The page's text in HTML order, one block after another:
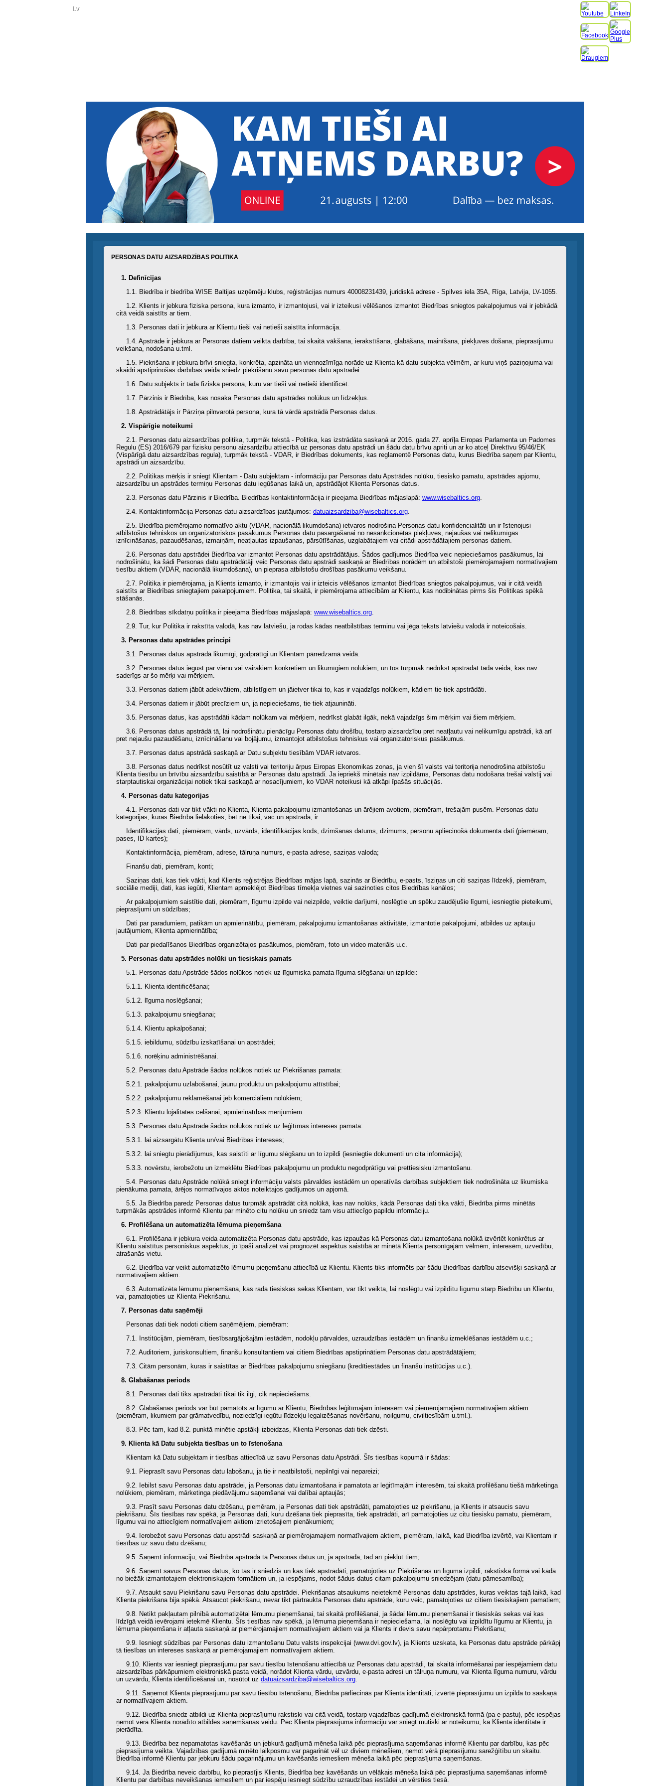
Lv
PERSONAS DATU AIZSARDZĪBAS POLITIKA
1. Definīcijas
1.1. Biedrība ir biedrība WISE Baltijas uzņēmēju klubs, reģistrācijas numurs 40008231439, juridiskā adrese - Spilves iela 35A, Rīga, Latvija, LV-1055.
1.2. Klients ir jebkura fiziska persona, kura izmanto, ir izmantojusi, vai ir izteikusi vēlēšanos izmantot Biedrības sniegtos pakalpojumus vai ir jebkādā
citā veidā saistīts ar tiem.
1.3. Personas dati ir jebkura ar Klientu tieši vai netieši saistīta informācija.
1.4. Apstrāde ir jebkura ar Personas datiem veikta darbība, tai skaitā vākšana, ierakstīšana, glabāšana, mainīšana, piekļuves došana, pieprasījumu
veikšana, nodošana u.tml.
1.5. Piekrišana ir jebkura brīvi sniegta, konkrēta, apzināta un viennozīmīga norāde uz Klienta kā datu subjekta vēlmēm, ar kuru viņš paziņojuma vai
skaidri apstiprinošas darbības veidā sniedz piekrišanu savu personas datu apstrādei.
1.6. Datu subjekts ir tāda fiziska persona, kuru var tieši vai netieši identificēt.
1.7. Pārzinis ir Biedrība, kas nosaka Personas datu apstrādes nolūkus un līdzekļus.
1.8. Apstrādātājs ir Pārziņa pilnvarotā persona, kura tā vārdā apstrādā Personas datus.
2. Vispārīgie noteikumi
2.1. Personas datu aizsardzības politika, turpmāk tekstā - Politika, kas izstrādāta saskaņā ar 2016. gada 27. aprīļa Eiropas Parlamenta un Padomes
Regulu (ES) 2016/679 par fizisku personu aizsardzību attiecībā uz personas datu apstrādi un šādu datu brīvu apriti un ar ko atceļ Direktīvu 95/46/EK
(Vispārīgā datu aizsardzības regula), turpmāk tekstā - VDAR, ir Biedrības dokuments, kas reglamentē Personas datu, kurus Biedrība saņem par Klientu,
apstrādi un aizsardzību.
2.2. Politikas mērķis ir sniegt Klientam - Datu subjektam - informāciju par Personas datu Apstrādes nolūku, tiesisko pamatu, apstrādes apjomu,
aizsardzību un apstrādes termiņu Personas datu iegūšanas laikā un, apstrādājot Klienta Personas datus.
2.3. Personas datu Pārzinis ir Biedrība. Biedrības kontaktinformācija ir pieejama Biedrības mājaslapā: www.wisebaltics.org.
2.4. Kontaktinformācija Personas datu aizsardzības jautājumos: datuaizsardziba@wisebaltics.org.
2.5. Biedrība piemērojamo normatīvo aktu (VDAR, nacionālā likumdošana) ietvaros nodrošina Personas datu konfidencialitāti un ir īstenojusi
atbilstošus tehniskos un organizatoriskos pasākumus Personas datu pasargāšanai no nesankcionētas piekļuves, nejaušas vai nelikumīgas
iznīcināšanas, pazaudēšanas, izmaiņām, neatļautas izpaušanas, pārsūtīšanas, uzglabātajiem vai citādi apstrādātajiem personas datiem.
2.6. Personas datu apstrādei Biedrība var izmantot Personas datu apstrādātājus. Šādos gadījumos Biedrība veic nepieciešamos pasākumus, lai
nodrošinātu, ka šādi Personas datu apstrādātāji veic Personas datu apstrādi saskaņā ar Biedrības norādēm un atbilstoši piemērojamajiem normatīvajiem
tiesību aktiem (VDAR, nacionālā likumdošana), un pieprasa atbilstošu drošības pasākumu veikšanu.
2.7. Politika ir piemērojama, ja Klients izmanto, ir izmantojis vai ir izteicis vēlēšanos izmantot Biedrības sniegtos pakalpojumus, vai ir citā veidā
saistīts ar Biedrības sniegtajiem pakalpojumiem. Politika, tai skaitā, ir piemērojama attiecībām ar Klientu, kas nodibinātas pirms šis Politikas spēkā
stāšanās.
2.8. Biedrības sīkdatņu politika ir pieejama Biedrības mājaslapā: www.wisebaltics.org.
2.9. Tur, kur Politika ir rakstīta valodā, kas nav latviešu, ja rodas kādas neatbilstības terminu vai jēga teksts latviešu valodā ir noteicošais.
3. Personas datu apstrādes principi
3.1. Personas datus apstrādā likumīgi, godprātīgi un Klientam pārredzamā veidā.
3.2. Personas datus iegūst par vienu vai vairākiem konkrētiem un likumīgiem nolūkiem, un tos turpmāk nedrīkst apstrādāt tādā veidā, kas nav
saderīgs ar šo mērķi vai mērķiem.
3.3. Personas datiem jābūt adekvātiem, atbilstīgiem un jāietver tikai to, kas ir vajadzīgs nolūkiem, kādiem tie tiek apstrādāti.
3.4. Personas datiem ir jābūt precīziem un, ja nepieciešams, tie tiek atjaunināti.
3.5. Personas datus, kas apstrādāti kādam nolūkam vai mērķiem, nedrīkst glabāt ilgāk, nekā vajadzīgs šim mērķim vai šiem mērķiem.
3.6. Personas datus apstrādā tā, lai nodrošinātu pienācīgu Personas datu drošību, tostarp aizsardzību pret neatļautu vai nelikumīgu apstrādi, kā arī
pret nejaušu pazaudēšanu, iznīcināšanu vai bojājumu, izmantojot atbilstošus tehniskus vai organizatoriskus pasākumus.
3.7. Personas datus apstrādā saskaņā ar Datu subjektu tiesībām VDAR ietvaros.
3.8. Personas datus nedrīkst nosūtīt uz valsti vai teritoriju ārpus Eiropas Ekonomikas zonas, ja vien šī valsts vai teritorija nenodrošina atbilstošu
Klienta tiesību un brīvību aizsardzību saistībā ar Personas datu apstrādi. Ja iepriekš minētais nav izpildāms, Personas datu nodošana trešai valstij vai
starptautiskai organizācijai notiek tikai saskaņā ar nosacījumiem, ko VDAR noteikusi kā atkāpi īpašās situācijās.
4. Personas datu kategorijas
4.1. Personas dati var tikt vākti no Klienta, Klienta pakalpojumu izmantošanas un ārējiem avotiem, piemēram, trešajām pusēm. Personas datu
kategorijas, kuras Biedrība lielākoties, bet ne tikai, vāc un apstrādā, ir:
Identifikācijas dati, piemēram, vārds, uzvārds, identifikācijas kods, dzimšanas datums, dzimums, personu apliecinošā dokumenta dati (piemēram,
pases, ID kartes);
Kontaktinformācija, piemēram, adrese, tālruņa numurs, e-pasta adrese, saziņas valoda;
Finanšu dati, piemēram, konti;
Saziņas dati, kas tiek vākti, kad Klients reģistrējas Biedrības mājas lapā, sazinās ar Biedrību, e-pasts, īsziņas un citi saziņas līdzekļi, piemēram,
sociālie mediji, dati, kas iegūti, Klientam apmeklējot Biedrības tīmekļa vietnes vai sazinoties citos Biedrības kanālos;
Ar pakalpojumiem saistītie dati, piemēram, līgumu izpilde vai neizpilde, veiktie darījumi, noslēgtie un spēku zaudējušie līgumi, iesniegtie pieteikumi,
pieprasījumi un sūdzības;
Dati par paradumiem, patikām un apmierinātību, piemēram, pakalpojumu izmantošanas aktivitāte, izmantotie pakalpojumi, atbildes uz aptauju
jautājumiem, Klienta apmierinātība;
Dati par piedalīšanos Biedrības organizētajos pasākumos, piemēram, foto un video materiāls u.c.
5. Personas datu apstrādes nolūki un tiesiskais pamats
5.1. Personas datu Apstrāde šādos nolūkos notiek uz līgumiska pamata līguma slēgšanai un izpildei:
5.1.1. Klienta identificēšanai;
5.1.2. līguma noslēgšanai;
5.1.3. pakalpojumu sniegšanai;
5.1.4. Klientu apkalpošanai;
5.1.5. iebildumu, sūdzību izskatīšanai un apstrādei;
5.1.6. norēķinu administrēšanai.
5.2. Personas datu Apstrāde šādos nolūkos notiek uz Piekrišanas pamata:
5.2.1. pakalpojumu uzlabošanai, jaunu produktu un pakalpojumu attīstībai;
5.2.2. pakalpojumu reklamēšanai jeb komerciāliem nolūkiem;
5.2.3. Klientu lojalitātes celšanai, apmierinātības mērījumiem.
5.3. Personas datu Apstrāde šādos nolūkos notiek uz leģitīmas intereses pamata:
5.3.1. lai aizsargātu Klienta un/vai Biedrības intereses;
5.3.2. lai sniegtu pierādījumus, kas saistīti ar līgumu slēgšanu un to izpildi (iesniegtie dokumenti un cita informācija);
5.3.3. novērstu, ierobežotu un izmeklētu Biedrības pakalpojumu un produktu negodprātīgu vai prettiesisku izmantošanu.
5.4. Personas datu Apstrāde nolūkā sniegt informāciju valsts pārvaldes iestādēm un operatīvās darbības subjektiem tiek nodrošināta uz likumiska
pienākuma pamata, ārējos normatīvajos aktos noteiktajos gadījumos un apjomā.
5.5. Ja Biedrība paredz Personas datus turpmāk apstrādāt citā nolūkā, kas nav nolūks, kādā Personas dati tika vākti, Biedrība pirms minētās
turpmākās apstrādes informē Klientu par minēto citu nolūku un sniedz tam visu attiecīgo papildu informāciju.
6. Profilēšana un automatizēta lēmuma pieņemšana
6.1. Profilēšana ir jebkura veida automatizēta Personas datu apstrāde, kas izpaužas kā Personas datu izmantošana nolūkā izvērtēt konkrētus ar
Klientu saistītus personiskus aspektus, jo īpaši analizēt vai prognozēt aspektus saistībā ar minētā Klienta personīgajām vēlmēm, interesēm, uzvedību,
atrašanās vietu.
6.2. Biedrība var veikt automatizēto lēmumu pieņemšanu attiecībā uz Klientu. Klients tiks informēts par šādu Biedrības darbību atsevišķi saskaņā ar
normatīvajiem aktiem.
6.3. Automatizēta lēmumu pieņemšana, kas rada tiesiskas sekas Klientam, var tikt veikta, lai noslēgtu vai izpildītu līgumu starp Biedrību un Klientu,
vai, pamatojoties uz Klienta Piekrišanu.
7. Personas datu saņēmēji
Personas dati tiek nodoti citiem saņēmējiem, piemēram:
7.1. Institūcijām, piemēram, tiesībsargājošajām iestādēm, nodokļu pārvaldes, uzraudzības iestādēm un finanšu izmeklēšanas iestādēm u.c.;
7.2. Auditoriem, juriskonsultiem, finanšu konsultantiem vai citiem Biedrības apstiprinātiem Personas datu apstrādātājiem;
7.3. Citām personām, kuras ir saistītas ar Biedrības pakalpojumu sniegšanu (kredītiestādes un finanšu institūcijas u.c.).
8. Glabāšanas periods
8.1. Personas dati tiks apstrādāti tikai tik ilgi, cik nepieciešams.
8.2. Glabāšanas periods var būt pamatots ar līgumu ar Klientu, Biedrības leģitīmajām interesēm vai piemērojamajiem normatīvajiem aktiem
(piemēram, likumiem par grāmatvedību, noziedzīgi iegūtu līdzekļu legalizēšanas novēršanu, noilgumu, civiltiesībām u.tml.).
8.3. Pēc tam, kad 8.2. punktā minētie apstākļi izbeidzas, Klienta Personas dati tiek dzēsti.
9. Klienta kā Datu subjekta tiesības un to īstenošana
Klientam kā Datu subjektam ir tiesības attiecībā uz savu Personas datu Apstrādi. Šīs tiesības kopumā ir šādas:
9.1. Pieprasīt savu Personas datu labošanu, ja tie ir neatbilstoši, nepilnīgi vai nepareizi;
9.2. Iebilst savu Personas datu apstrādei, ja Personas datu izmantošana ir pamatota ar leģitīmajām interesēm, tai skaitā profilēšanu tiešā mārketinga
nolūkiem, piemēram, mārketinga piedāvājumu saņemšanai vai dalībai aptaujās;
9.3. Prasīt savu Personas datu dzēšanu, piemēram, ja Personas dati tiek apstrādāti, pamatojoties uz piekrišanu, ja Klients ir atsaucis savu
piekrišanu. Šīs tiesības nav spēkā, ja Personas dati, kuru dzēšana tiek pieprasīta, tiek apstrādāti, arī pamatojoties uz citu tiesisku pamatu, piemēram,
līgumu vai no attiecīgiem normatīvajiem aktiem izrietošajiem pienākumiem;
9.4. Ierobežot savu Personas datu apstrādi saskaņā ar piemērojamajiem normatīvajiem aktiem, piemēram, laikā, kad Biedrība izvērtē, vai Klientam ir
tiesības uz savu datu dzēšanu;
9.5. Saņemt informāciju, vai Biedrība apstrādā tā Personas datus un, ja apstrādā, tad arī piekļūt tiem;
9.6. Saņemt savus Personas datus, ko tas ir sniedzis un kas tiek apstrādāti, pamatojoties uz Piekrišanas un līguma izpildi, rakstiskā formā vai kādā
no biežāk izmantotajiem elektroniskajiem formātiem un, ja iespējams, nodot šādus datus citam pakalpojumu sniedzējam (datu pārnesamība);
9.7. Atsaukt savu Piekrišanu savu Personas datu apstrādei. Piekrišanas atsaukums neietekmē Personas datu apstrādes, kuras veiktas tajā laikā, kad
Klienta piekrišana bija spēkā. Atsaucot piekrišanu, nevar tikt pārtraukta Personas datu apstrāde, kuru veic, pamatojoties uz citiem tiesiskajiem pamatiem;
9.8. Netikt pakļautam pilnībā automatizētai lēmumu pieņemšanai, tai skaitā profilēšanai, ja šādai lēmumu pieņemšanai ir tiesiskās sekas vai kas
līdzīgā veidā ievērojami ietekmē Klientu. Šīs tiesības nav spēkā, ja lēmuma pieņemšana ir nepieciešama, lai noslēgtu vai izpildītu līgumu ar Klientu, ja
lēmuma pieņemšana ir atļauta saskaņā ar piemērojamajiem normatīvajiem aktiem vai ja Klients ir devis savu nepārprotamu Piekrišanu;
9.9. Iesniegt sūdzības par Personas datu izmantošanu Datu valsts inspekcijai (www.dvi.gov.lv), ja Klients uzskata, ka Personas datu apstrāde pārkāpj
tā tiesības un intereses saskaņā ar piemērojamajiem normatīvajiem aktiem.
9.10. Klients var iesniegt pieprasījumu par savu tiesību īstenošanu attiecībā uz Personas datu apstrādi, tai skaitā informēšanai par iespējamiem datu
aizsardzības pārkāpumiem elektroniskā pasta veidā, norādot Klienta vārdu, uzvārdu, e-pasta adresi un tālruņa numuru, vai Klienta līguma numuru, vārdu
un uzvārdu, Klienta identificēšanai un, nosūtot uz datuaizsardziba@wisebaltics.org.
9.11. Saņemot Klienta pieprasījumu par savu tiesību īstenošanu, Biedrība pārliecinās par Klienta identitāti, izvērtē pieprasījumu un izpilda to saskaņā
ar normatīvajiem aktiem.
9.12. Biedrība sniedz atbildi uz Klienta pieprasījumu rakstiski vai citā veidā, tostarp vajadzības gadījumā elektroniskā formā (pa e-pastu), pēc iespējas
ņemot vērā Klienta norādīto atbildes saņemšanas veidu. Pēc Klienta pieprasījuma informāciju var sniegt mutiski ar noteikumu, ka Klienta identitāte ir
pierādīta.
9.13. Biedrība bez nepamatotas kavēšanās un jebkurā gadījumā mēneša laikā pēc pieprasījuma saņemšanas informē Klientu par darbību, kas pēc
pieprasījuma veikta. Vajadzības gadījumā minēto laikposmu var pagarināt vēl uz diviem mēnešiem, ņemot vērā pieprasījumu sarežģītību un skaitu.
Biedrība informē Klientu par jebkuru šādu pagarinājumu un kavēšanās iemesliem mēneša laikā pēc pieprasījuma saņemšanas.
9.14. Ja Biedrība neveic darbību, ko pieprasījis Klients, Biedrība bez kavēšanās un vēlākais mēneša laikā pēc pieprasījuma saņemšanas informē
Klientu par darbības neveikšanas iemesliem un par iespēju iesniegt sūdzību uzraudzības iestādei un vērsties tiesā.